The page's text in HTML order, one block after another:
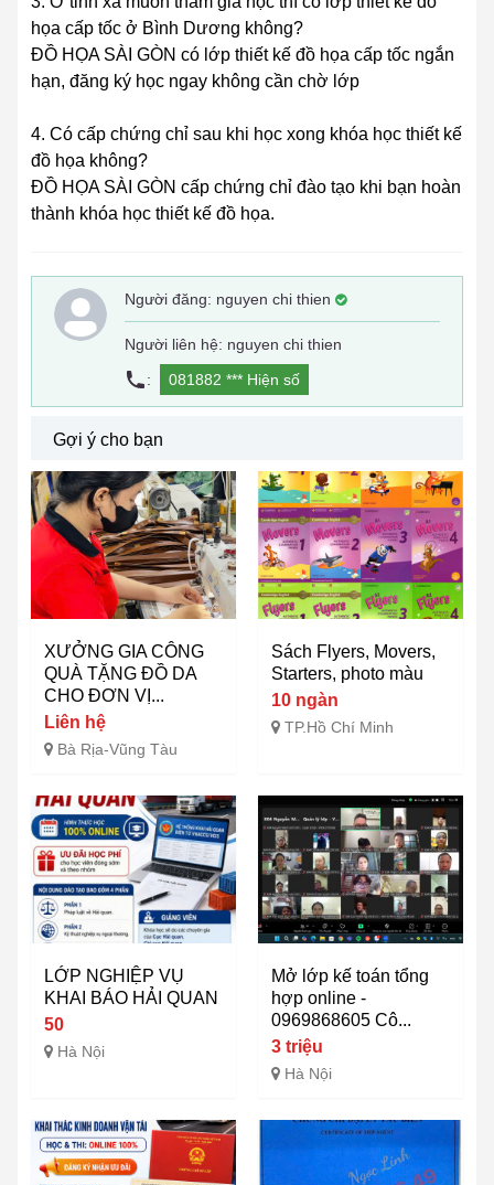
họa cấp tốc ở Bình Dương không?
ĐỒ HỌA SÀI GÒN có lớp thiết kế đồ họa cấp tốc ngắn
hạn, đăng ký học ngay không cần chờ lớp
4. Có cấp chứng chỉ sau khi học xong khóa học thiết kế
đồ họa không?
ĐỒ HỌA SÀI GÒN cấp chứng chỉ đào tạo khi bạn hoàn
thành khóa học thiết kế đồ họa.
Người đăng: nguyen chi thien
Người liên hệ: nguyen chi thien
:
081882 *** Hiện số
Gợi ý cho bạn
XƯỞNG GIA CÔNG
QUÀ TẶNG ĐỒ DA
CHO ĐƠN VỊ...
Liên hệ
Bà Rịa-Vũng Tàu
Sách Flyers, Movers,
Starters, photo màu
10 ngàn
TP.Hồ Chí Minh
LỚP NGHIỆP VỤ
KHAI BÁO HẢI QUAN
50
Hà Nội
Mở lớp kế toán tổng
hợp online -
0969868605 Cô...
3 triệu
Hà Nội